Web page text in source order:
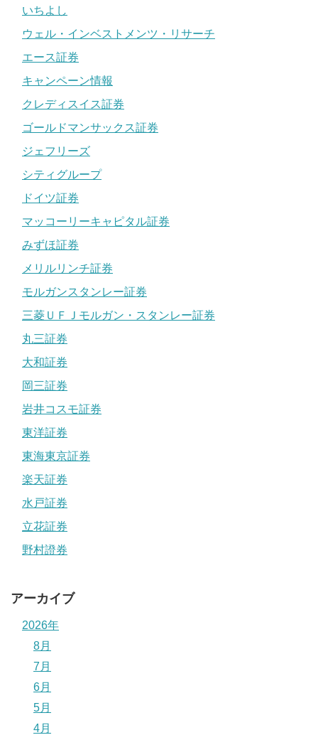
いちよし
ウェル・インベストメンツ・リサーチ
エース証券
キャンペーン情報
クレディスイス証券
ゴールドマンサックス証券
ジェフリーズ
シティグループ
ドイツ証券
マッコーリーキャピタル証券
みずほ証券
メリルリンチ証券
モルガンスタンレー証券
三菱ＵＦＪモルガン・スタンレー証券
丸三証券
大和証券
岡三証券
岩井コスモ証券
東洋証券
東海東京証券
楽天証券
水戸証券
立花証券
野村證券
アーカイブ
2026年
8月
7月
6月
5月
4月